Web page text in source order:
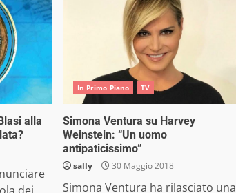
alla
In Primo Piano TV
Simona Ventura su Harvey
Weinstein: “Un uomo
antipaticissimo”
sally 30 Maggio 2018
Simona Ventura ha rilasciato una